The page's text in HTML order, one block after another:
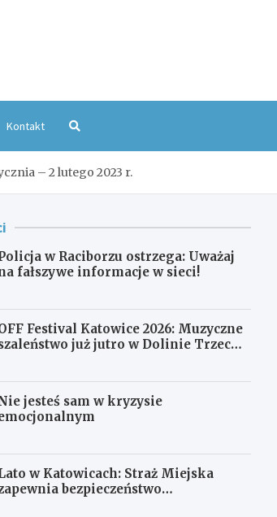
Kontakt
– 2 lutego 2023 r.
w Raciborzu ostrzega: Uważaj
fałszywe informacje w sieci!
Festival Katowice 2026: Muzyczne
już jutro w Dolinie Trzech
jesteś sam w kryzysie
w Katowicach: Straż Miejska
bezpieczeństwo